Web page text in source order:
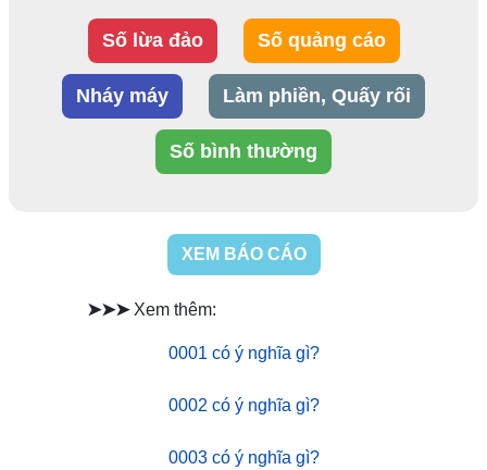
Số lừa đảo Số quảng cáo
Nháy máy Làm phiền, Quấy rối
Số bình thường
XEM BÁO CÁO
➤➤➤ Xem thêm:
0001 có ý nghĩa gì?
0002 có ý nghĩa gì?
0003 có ý nghĩa gì?